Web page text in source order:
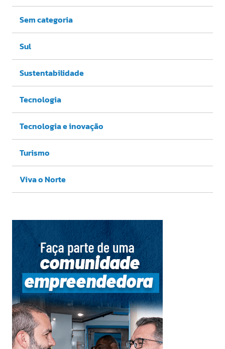
Sem categoria
Sul
Sustentabilidade
Tecnologia
Tecnologia e inovação
Turismo
Viva o Norte